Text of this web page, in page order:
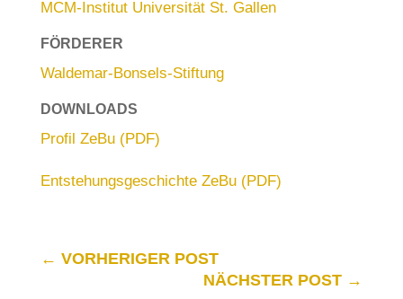
MCM-Institut Universität St. Gallen
FÖRDERER
Waldemar-Bonsels-Stiftung
DOWNLOADS
Profil ZeBu (PDF)
Entstehungsgeschichte ZeBu (PDF)
← VORHERIGER POST
NÄCHSTER POST →